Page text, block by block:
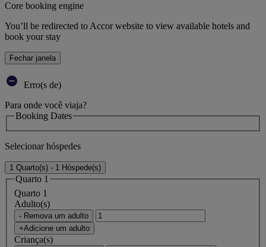
Core booking engine
You’ll be redirected to Accor website to view available hotels and
book your stay
Fechar janela
Erro(s de)
Para onde você viaja?
Booking Dates
Selecionar hóspedes
1 Quarto(s) - 1 Hóspede(s)
Quarto 1
Quarto 1
Adulto(s)
- Remova um adulto
+Adicione um adulto
Criança(s)